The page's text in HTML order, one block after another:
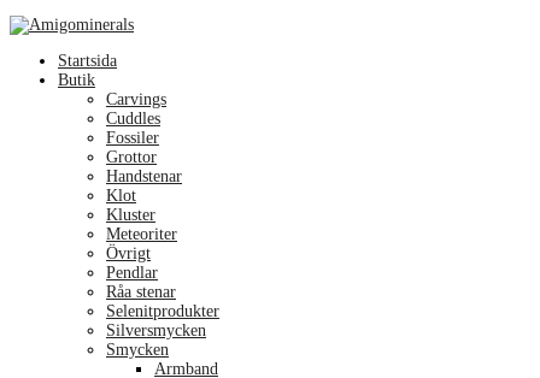
Menu
Startsida
Butik
Carvings
Cuddles
Fossiler
Grottor
Handstenar
Klot
Kluster
Meteoriter
Övrigt
Pendlar
Råa stenar
Selenitprodukter
Silversmycken
Smycken
Armband